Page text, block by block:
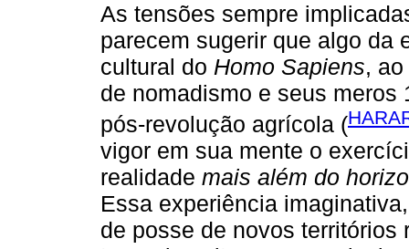
As tensões sempre
parecem sugerir que algo da
cultural do Homo Sapiens,
de nomadismo e seus
pós-revolução agrícola (
vigor em sua mente o
realidade mais além do
Essa experiência
de posse de novos